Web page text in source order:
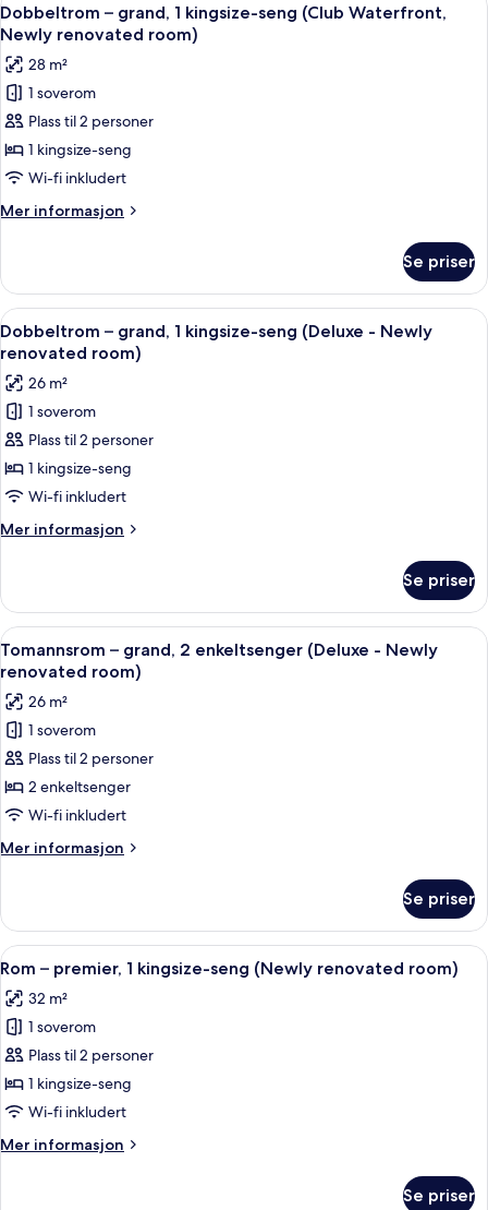
renovated
room)
1
kingsize-
(Club
Newly
renovated
room)
alle
bildene
av
Dobbeltrom
–
grand,
1
kingsize-
seng
Waterfront,
Newly
renovated
room)
15
Dobbeltrom – grand, 1 kingsize-seng (Club Waterfront,
Newly renovated room)
28 m²
1 soverom
Plass til 2 personer
1 kingsize-seng
Wi-fi inkludert
Mer informasjon
Mer
–
grand,
1
kingsize-
(Club
Waterfront,
Newly
renovated
room)
Se priser
Åpne
alle
bildene
av
Dobbeltrom
–
grand,
1
kingsize-
seng
-
Newly
renovated
room)
Minibar, safe på rommet,
6
Dobbeltrom – grand, 1 kingsize-seng (Deluxe - Newly
renovated room)
26 m²
1 soverom
Plass til 2 personer
1 kingsize-seng
Wi-fi inkludert
Mer informasjon
Mer
–
grand,
1
kingsize-
(Deluxe
Newly
renovated
room)
Se priser
Åpne
alle
bildene
av
Tomannsrom
–
grand,
2
enkeltsenger
(Deluxe
Newly
renovated
room)
Minibar, safe på rommet,
8
Tomannsrom – grand, 2 enkeltsenger (Deluxe - Newly
renovated room)
26 m²
1 soverom
Plass til 2 personer
2 enkeltsenger
Wi-fi inkludert
Mer informasjon
Mer
–
grand,
2
enkeltsenger
(Deluxe
renovated
room)
Se priser
Åpne
alle
bildene
av
Rom
–
premier,
kingsize-
Minibar, safe på rommet,
10
Rom – premier, 1 kingsize-seng (Newly renovated room)
32 m²
1 soverom
Plass til 2 personer
1 kingsize-seng
Wi-fi inkludert
Mer informasjon
Mer
Se priser